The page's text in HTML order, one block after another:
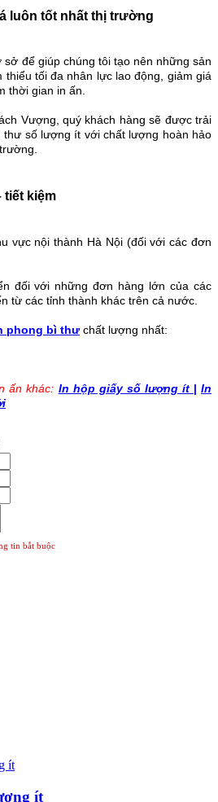
luôn tốt nhất thị trường
để giúp chúng tôi tạo nên những sản
thiểu tối đa nhân lực lao động, giảm giá
thời gian in ấn.
Vượng, quý khách hàng sẽ được trải
thư số lượng ít với chất lượng hoàn hảo
tiết kiệm
vực nội thành Hà Nội (đối với các đơn
đối với những đơn hàng lớn của các
từ các tỉnh thành khác trên cả nước.
phong bì thưchất lượng nhất:
ấn khác: In hộp giấy số lượng ít | In
tin bắt buộc
ít